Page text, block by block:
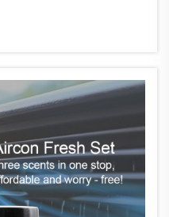
मागील दशकात मोठी प्रगती